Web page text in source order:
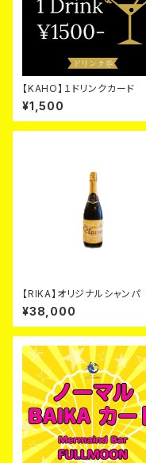
【KAHO】１ドリンクカード
¥1,500
【RIKA】オリジナルシャン
ールド カード
¥38,000